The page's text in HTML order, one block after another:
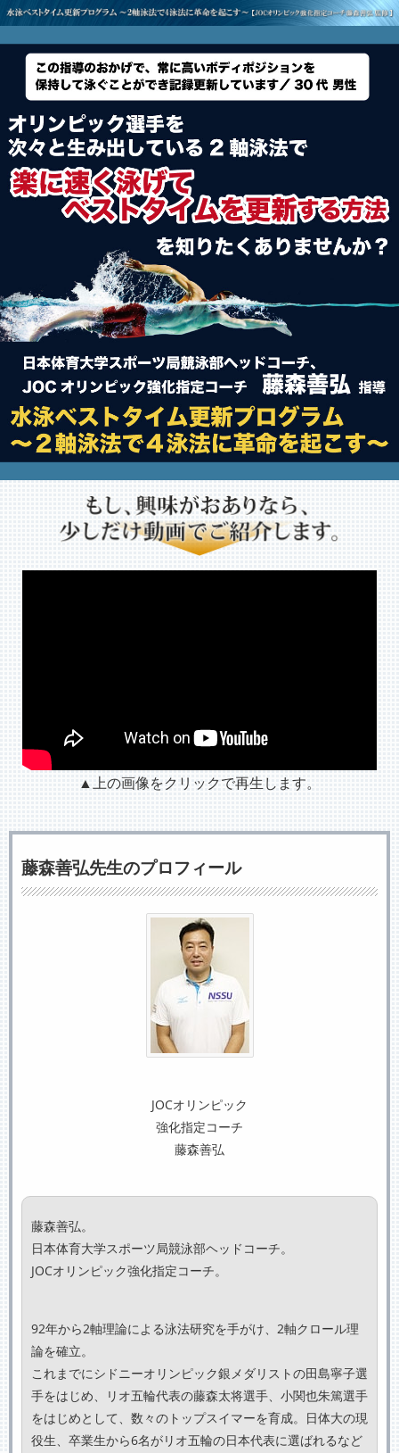
▲上の画像をクリックで再生します。
藤森善弘先生のプロフィール
JOCオリンピック
強化指定コーチ
藤森善弘
藤森善弘。
日本体育大学スポーツ局競泳部ヘッドコーチ。
JOCオリンピック強化指定コーチ。
92年から2軸理論による泳法研究を手がけ、2軸クロール理
論を確立。
これまでにシドニーオリンピック銀メダリストの田島寧子選
手をはじめ、リオ五輪代表の藤森太将選手、小関也朱篤選手
をはじめとして、数々のトップスイマーを育成。日体大の現
役生、卒業生から6名がリオ五輪の日本代表に選ばれるなど